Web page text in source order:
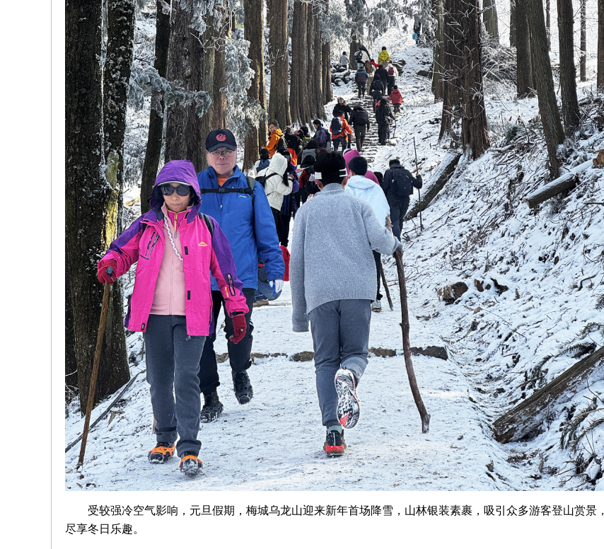
受较强冷空气影响，元旦假期，梅城乌龙山迎来新年首场降雪，山林银装素裹，吸引众多游客登山赏景，
尽享冬日乐趣。